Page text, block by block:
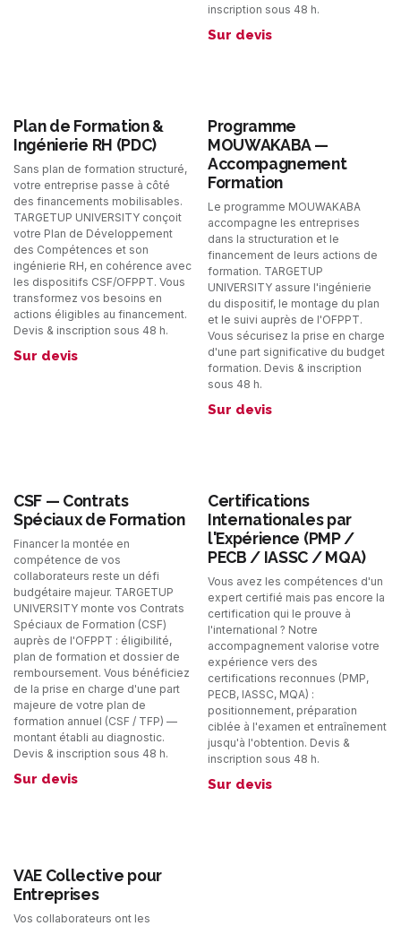
inscription sous 48 h.
Sur devis
Plan de Formation &
Ingénierie RH (PDC)
Sans plan de formation structuré,
votre entreprise passe à côté
des financements mobilisables.
TARGETUP UNIVERSITY conçoit
votre Plan de Développement
des Compétences et son
ingénierie RH, en cohérence avec
les dispositifs CSF/OFPPT. Vous
transformez vos besoins en
actions éligibles au financement.
Devis & inscription sous 48 h.
Sur devis
Programme
MOUWAKABA —
Accompagnement
Formation
Le programme MOUWAKABA
accompagne les entreprises
dans la structuration et le
financement de leurs actions de
formation. TARGETUP
UNIVERSITY assure l'ingénierie
du dispositif, le montage du plan
et le suivi auprès de l'OFPPT.
Vous sécurisez la prise en charge
d'une part significative du budget
formation. Devis & inscription
sous 48 h.
Sur devis
CSF — Contrats
Spéciaux de Formation
Financer la montée en
compétence de vos
collaborateurs reste un défi
budgétaire majeur. TARGETUP
UNIVERSITY monte vos Contrats
Spéciaux de Formation (CSF)
auprès de l'OFPPT : éligibilité,
plan de formation et dossier de
remboursement. Vous bénéficiez
de la prise en charge d'une part
majeure de votre plan de
formation annuel (CSF / TFP) —
montant établi au diagnostic.
Devis & inscription sous 48 h.
Sur devis
Certifications
Internationales par
l'Expérience (PMP /
PECB / IASSC / MQA)
Vous avez les compétences d'un
expert certifié mais pas encore la
certification qui le prouve à
l'international ? Notre
accompagnement valorise votre
expérience vers des
certifications reconnues (PMP,
PECB, IASSC, MQA) :
positionnement, préparation
ciblée à l'examen et entraînement
jusqu'à l'obtention. Devis &
inscription sous 48 h.
Sur devis
VAE Collective pour
Entreprises
Vos collaborateurs ont les